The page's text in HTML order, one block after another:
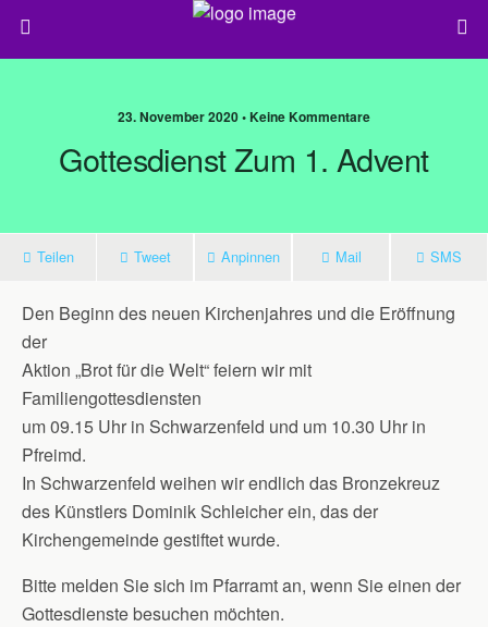
23. November 2020 • Keine Kommentare
Gottesdienst Zum 1. Advent
Teilen Tweet Anpinnen Mail SMS
Den Beginn des neuen Kirchenjahres und die Eröffnung
der
Aktion „Brot für die Welt“ feiern wir mit
Familiengottesdiensten
um 09.15 Uhr in Schwarzenfeld und um 10.30 Uhr in
Pfreimd.
In Schwarzenfeld weihen wir endlich das Bronzekreuz
des Künstlers Dominik Schleicher ein, das der
Kirchengemeinde gestiftet wurde.
Bitte melden Sie sich im Pfarramt an, wenn Sie einen der
Gottesdienste besuchen möchten.